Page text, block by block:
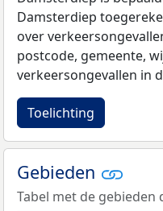
Damsterdiep
over
postcode, gemeente,
verkeersongevallen in
Toelichting
Gebieden
Tabel met de gebieden